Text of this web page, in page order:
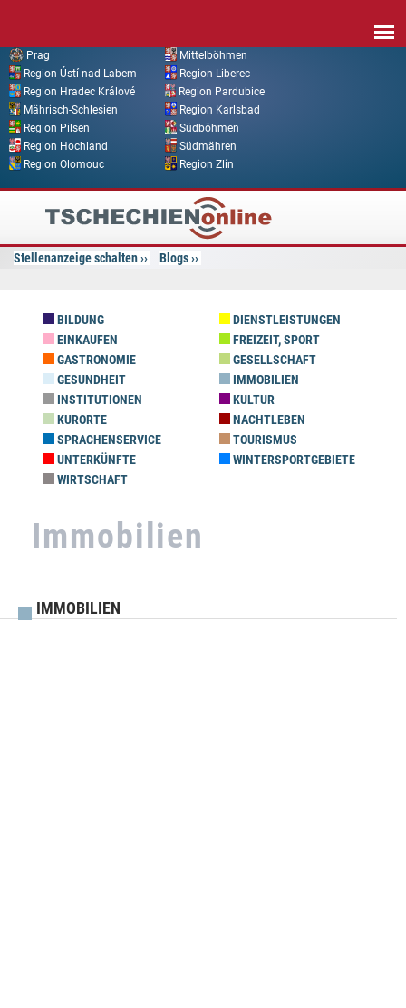
Prag
Mittelböhmen
Region Ústí nad Labem
Region Liberec
Region Hradec Králové
Region Pardubice
Mährisch-Schlesien
Region Karlsbad
Region Pilsen
Südböhmen
Region Hochland
Südmähren
Region Olomouc
Region Zlín
Tschechien
Online
Stellenanzeige schalten Blogs
BILDUNG
DIENSTLEISTUNGEN
EINKAUFEN
FREIZEIT, SPORT
GASTRONOMIE
GESELLSCHAFT
GESUNDHEIT
IMMOBILIEN
INSTITUTIONEN
KULTUR
KURORTE
NACHTLEBEN
SPRACHENSERVICE
TOURISMUS
UNTERKÜNFTE
WINTERSPORTGEBIETE
WIRTSCHAFT
Immobilien
IMMOBILIEN